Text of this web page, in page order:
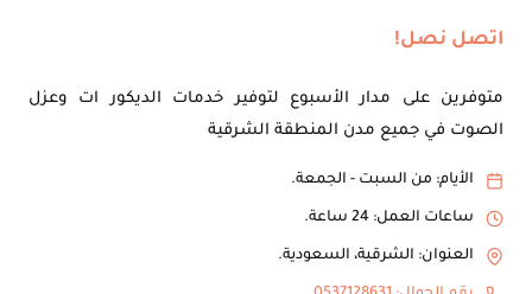
اتصل نصل!
متوفرين على مدار الأسبوع لتوفير خدمات الديكور ات وعزل
الصوت في جميع مدن المنطقة الشرقية
الأيام: من السبت - الجمعة.
ساعات العمل: 24 ساعة.
العنوان: الشرقية، السعودية.